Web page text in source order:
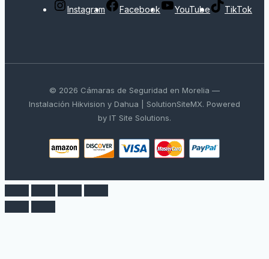
Instagram Facebook YouTube TikTok
© 2026 Cámaras de Seguridad en Morelia —
Instalación Hikvision y Dahua | SolutionSiteMX. Powered
by IT Site Solutions.